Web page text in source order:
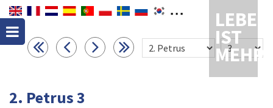
LEBEN
IST
MEHR
2. Petrus 3